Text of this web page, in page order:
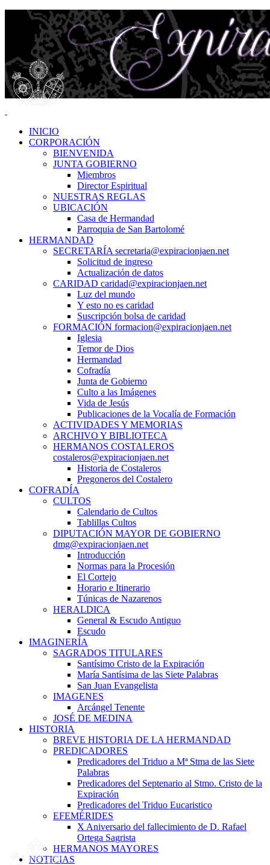
INICIO
CORPORACIÓN
BIENVENIDA
JUNTA GOBIERNO
Miembros
Director Espiritual
NUESTRAS REGLAS
UBICACIÓN
Casa de Hermandad
Parroquia de San Bartolomé
HERMANDAD
SECRETARÍA secretaria@expiracionjaen.net
Solicitud de ingreso
Actualización de datos
CARIDAD caridad@expiracionjaen.net
Luz del mundo
Y esto no es caridad
Suscripción bolsa de caridad
FORMACIÓN formacion@expiracionjaen.net
Iglesia
Temor de Dios
Hermandad
Cofradía
Junta de Gobierno
Culto a las Imágenes
Vida de Jesús
Publicaciones de la Vocalía de Formación
ACTIVIDADES Y MEMORIAS
ARCHIVO Y BIBLIOTECA
HERMANOS COSTALEROS
costaleros@expiracionjaen.net
Historia de Costaleros
Pregoneros del Costalero
COFRADÍA
CULTOS
Calendario de Cultos
Tablillas Cultos
DIPUTACIÓN MAYOR DE GOBIERNO
dmg@expiracionjaen.net
Introducción
Normas para la Procesión
El Cortejo
Horario e Itinerario
Túnicas de Nazarenos
HERALDICA
General & Escudo Antiguo
Escudo
IMAGINERÍA
SAGRADOS TITULARES
Santísimo Cristo de la Expiración
María Santísima de las Siete Palabras
San Juan Evangelista
IMAGENES
Arcángel Tenente
JOSÉ DE MEDINA
HISTORIA
BREVE HISTORIA DE LA HERMANDAD
PREDICADORES
Predicadores del Triduo a Mª Stma de las Siete
Palabras
Predicadores del Septenario al Stmo. Cristo de la
Expiración
Predicadores del Triduo Eucaristico
EFEMÉRIDES
X Aniversario del fallecimiento de D. Rafael
Ortega Sagrista
HERMANOS MAYORES
NOTICIAS